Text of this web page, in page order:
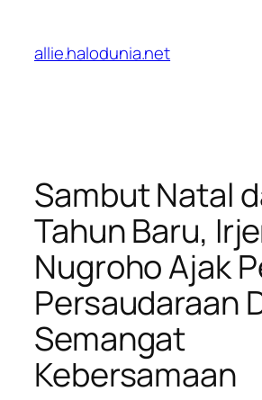
konten
allie.halodunia.net
Sambut Natal
Tahun Baru,
Nugroho Ajak
Persaudaraan
Semangat
Kebersamaan